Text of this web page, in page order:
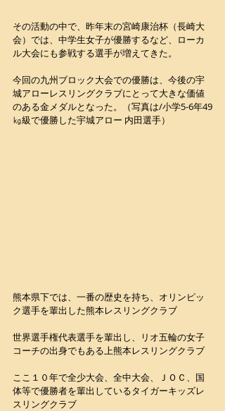
その活動の中で、昨年末の宮崎康治杯（長崎大
会）では、中学生女子が優勝するなど、ローカ
ル大会にも参戦する選手が増えてきた。
今回の九州ブロック大会での優勝は、今後の宇
城アローレスリングクラブにとって大きな価値
のある金メダルとなった。（写真は/小学5-6年49
㎏級で優勝した宇城アロー 内田選手）
熊本県下では、一番の歴史を持ち、オリンピッ
ク選手を輩出した熊本レスリングクラブ
世界選手権代表選手を輩出し、リオ五輪の女子
コーチの出身でもある上熊本レスリングクラブ
ここ１０年で全少大会、全中大会、ＪＯＣ、国
体等で優勝者を輩出しているタイガーキッズレ
スリングクラブ